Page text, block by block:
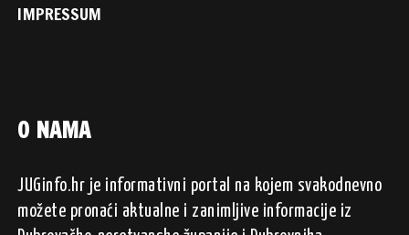
IMPRESSUM
O NAMA
JUGinfo.hr je informativni portal na kojem svakodnevno
možete pronaći aktualne i zanimljive informacije iz